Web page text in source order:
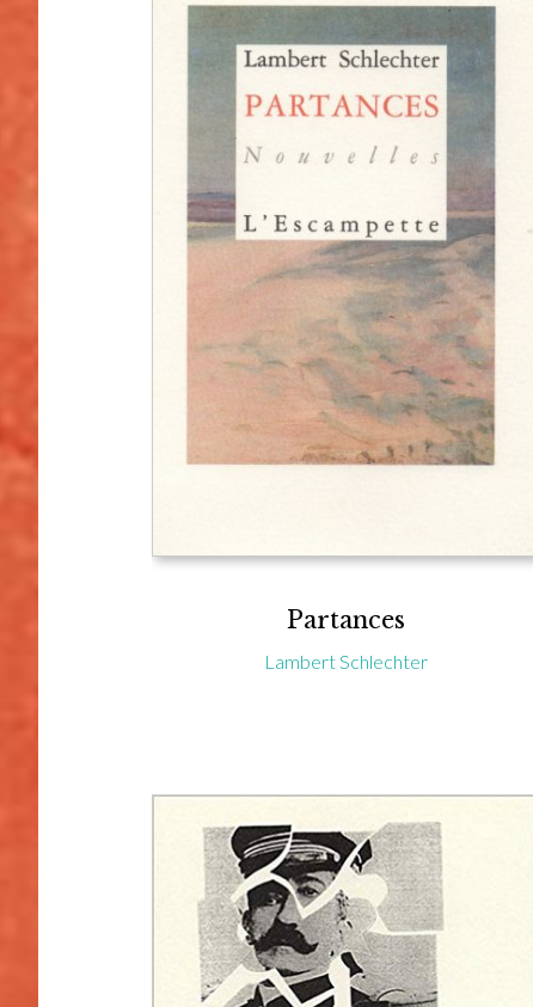
Partances
Lambert Schlechter